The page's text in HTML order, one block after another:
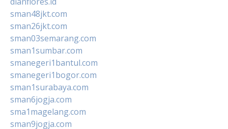
sman48jkt.com
sman26jkt.com
sman03semarang.com
sman1sumbar.com
smanegeri1bantul.com
smanegeri1bogor.com
sman1surabaya.com
sman6jogja.com
sma1magelang.com
sman9jogja.com